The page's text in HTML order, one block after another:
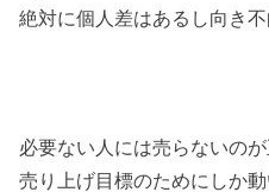
絶対に個人差はあるし向き
必要ない人には売らないの
売り上げ目標のためにしか